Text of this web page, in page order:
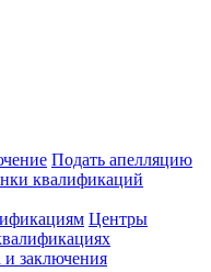
Подать апелляцию
квалификаций
Центры
и заключения